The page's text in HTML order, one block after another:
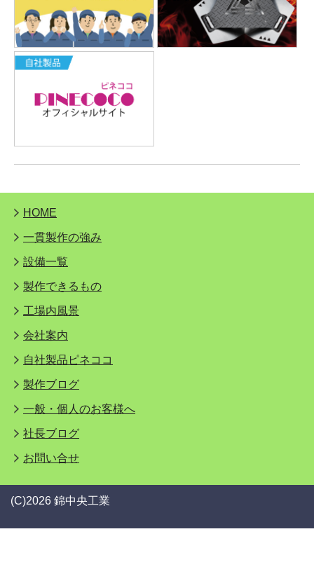
HOME
一貫製作の強み
設備一覧
製作できるもの
工場内風景
会社案内
自社製品ピネココ
製作ブログ
一般・個人のお客様へ
社長ブログ
お問い合せ
(C)2026 錦中央工業